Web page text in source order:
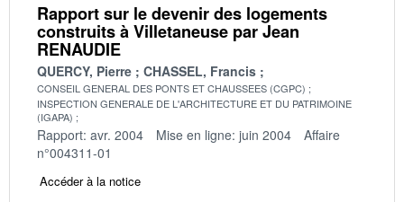
Rapport sur le devenir des logements
construits à Villetaneuse par Jean
RENAUDIE
QUERCY, Pierre CHASSEL, Francis
CONSEIL GENERAL DES PONTS ET CHAUSSEES (CGPC)
INSPECTION GENERALE DE L'ARCHITECTURE ET DU PATRIMOINE
(IGAPA)
Rapport: avr. 2004 Mise en ligne: juin 2004
Affaire
n°004311-01
Accéder à la notice